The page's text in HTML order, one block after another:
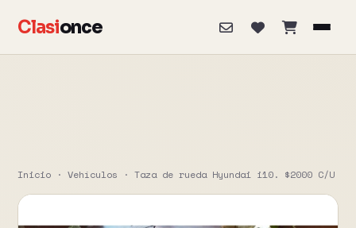
Clasionce
Inicio · Vehículos · Taza de rueda Hyundai i10. $2000 C/U